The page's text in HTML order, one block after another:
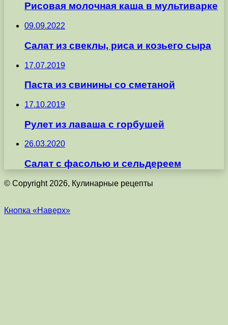
Рисовая молочная каша в мультиварке
09.09.2022
Салат из свеклы, риса и козьего сыра
17.07.2019
Паста из свинины со сметаной
17.10.2019
Рулет из лаваша с горбушей
26.03.2020
Салат с фасолью и сельдереем
© Copyright 2026, Кулинарные рецепты
Кнопка «Наверх»